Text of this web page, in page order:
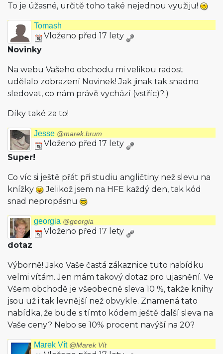
To je úžasné, určitě toho také nejednou využiju!
Tomash
Vloženo před 17 lety
Novinky
Na webu Vašeho obchodu mi velikou radost
udělalo zobrazení Novinek! Jak jinak tak snadno
sledovat, co nám právě vychází (vstříc)?:)
Díky také za to!
Jesse @marek.brum
Vloženo před 17 lety
Super!
Co víc si ještě přát při studiu angličtiny než slevu na
knížky
Jelikož jsem na HFE každý den, tak kód
snad nepropásnu
georgia @georgia
Vloženo před 17 lety
dotaz
Výborně! Jako Vaše častá zákaznice tuto nabídku
velmi vítám. Jen mám takový dotaz pro ujasnění. Ve
Všem obchodě je všeobecně sleva 10 %, takže knihy
jsou už i tak levnější než obvykle. Znamená tato
nabídka, že bude s tímto kódem ještě další sleva na
Vaše ceny? Nebo se 10% procent navýší na 20?
Marek Vít @Marek Vít